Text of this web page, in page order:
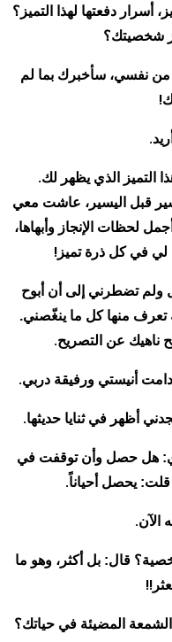
دفعتها لهذا التميز؟
شخصيتك؟
من نفسي، سأخبرك بما لم
!
.
الذي يظهر لك.
قبل اليسير، عاشت معي
لحظات الإنجاز وأبهاها،
في كل ذرة تميز !
ولم تضطرني إلى أن أبوح
تعرف منها كل ما ينغّصني.
ناهيك عن التصريح.
أنيستي ورفيقة دربي.
أظهر في ثنايا حديثها.
هل حصل وأن توقفت في
يحصل أحياناً.
الآن.
قال: بل أكثر، وهو ما
!!
المضيئة في حياتك؟